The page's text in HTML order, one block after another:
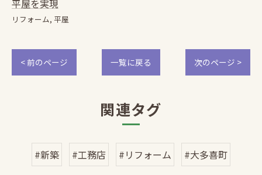
平屋を実現
リフォーム 平屋
< 前のページ 一覧に戻る 次のページ >
関連タグ
#新築 #工務店 #リフォーム #大多喜町